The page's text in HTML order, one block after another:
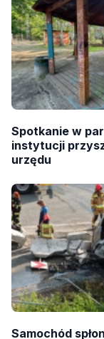
Spotkanie w
instytucji
urzędu
Samochód